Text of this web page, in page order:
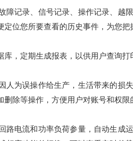
障记录、信号记录、操作记录、越
位您所要查看的历史事件，为您把
，定期生成报表，以供用户查询打
人为误操作给生产，生活带来的损
除等操作，方便用户对账号和权限
路电流和功率负荷参量，自动生成